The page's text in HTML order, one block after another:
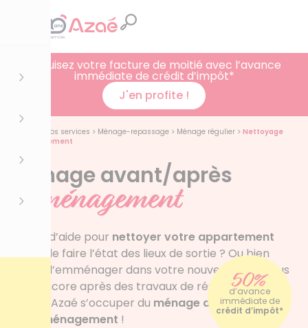
Réduisez votre facture de moitié avec l’avance
immédiate de crédit d’impôt*
J'en profite !
Nos services > Ménage-repassage > Ménage régulier > Nettoyage
déménagement
Ménage avant/après
déménagement
Besoin d’aide pour nettoyer votre appartement
avant de faire l’état des lieux de sortie ? Ou bien
avant d’emménager dans votre nouveau chez vous
? Ou encore après des travaux de rénovation ?
Laissez Azaé s’occuper du ménage avant ou après
un déménagement !
50%
d’avance
immédiate de
crédit d’impôt*